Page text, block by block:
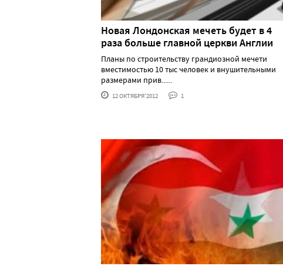
Новая Лондонская мечеть будет в 4
раза больше главной церкви Англии
Планы по строительству грандиозной мечети
вместимостью 10 тыс человек и внушительными
размерами прив......
12 ОКТЯБРЯ'2012 1